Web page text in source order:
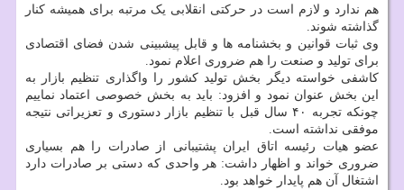
هم ندارد و لازم است در حرکتی انقلابی یک مرتبه برای همیشه کنار
گذاشته شوند.
وی ثبات قوانین و بخشنامه ها و قابل پیشبینی شدن فضای اقتصادی
برای تولید و صنعت را هم ضروری اعلام نمود.
کاشفی خواسته دیگر بخش تولید کشور را واگذاری تنظیم بازار به
این بخش عنوان نمود و افزود: باید به بخش خصوصی اعتماد نماییم
چونکه تجربه ۴۰ سال قبل با تنظیم بازار دستوری و تعزیراتی نتیجه
موفقی نداشته است.
عضو هیات رئیسه اتاق ایران پشتیبانی از صادرات را هم بسیاری
ضروری خواند و اظهار داشت: هر واحدی که دستی بر صادرات دارد
اشتغال آن هم پایدار خواهد بود.